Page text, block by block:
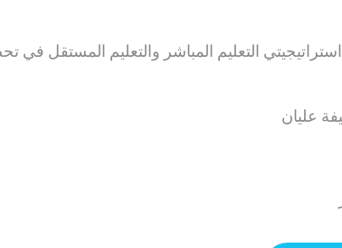
استراتيجيتي التعليم المباشر والتعليم المستقل
عليان